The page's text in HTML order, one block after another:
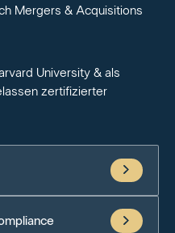
Mergers & Acquisitions
University & als
zertifizierter